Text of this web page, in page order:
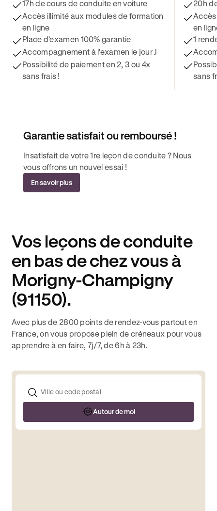
17h de cours de conduite en voiture
Accès illimité aux modules de formation
en ligne
Place d’examen 100% garantie
Accompagnement à l'examen le jour J
Possibilité de paiement en 2, 3 ou 4x
sans frais !
20h
en
1
sans
Garantie satisfait ou remboursé !
Insatisfait de votre 1re leçon de conduite ? Nous
vous offrons un nouvel essai !
En savoir plus
Vos leçons de conduite
en bas de chez vous à
Morigny-Champigny
(91150).
Avec plus de 2800 points de rendez-vous partout en
France, on vous propose plein de créneaux pour vous
apprendre à en faire, 7j/7, de 6h à 23h.
Autour de moi